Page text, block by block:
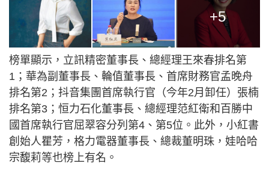
+5
榜單顯示，立訊精密董事長、總經理王來春排名第
1；華為副董事長、輪值董事長、首席財務官孟晚舟
排名第2；抖音集團首席執行官（今年2月卸任）張楠
排名第3；恒力石化董事長、總經理范紅衛和百勝中
國首席執行官屈翠容分列第4、第5位。此外，小紅書
創始人瞿芳，格力電器董事長、總裁董明珠，娃哈哈
宗馥莉等也榜上有名。